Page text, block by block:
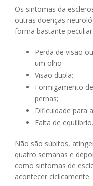
Os sintomas da
outras doenças
forma bastante
Perda de visão
um olho
Visão dupla;
Formigamento
pernas;
Dificuldade para
Falta de equilíbrio.
Não são súbitos,
quatro semanas e
como sintomas de
acontecer ciclicamente.